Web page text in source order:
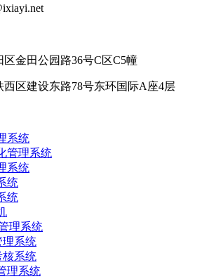
金田公园路36号C区C5幢
区建设东路78号东环国际A座4层
系统
管理系统
系统
统
统
理系统
理系统
核系统
理系统